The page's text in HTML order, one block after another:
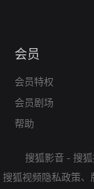
会员
会员特权
会员剧场
帮助
搜狐影音 - 搜
搜狐视频隐私政策、